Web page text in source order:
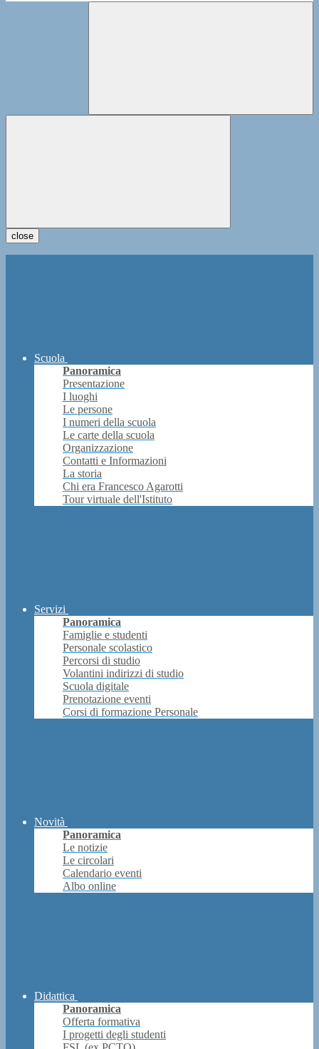
close
Scuola
Panoramica
Presentazione
I luoghi
Le persone
I numeri della scuola
Le carte della scuola
Organizzazione
Contatti e Informazioni
La storia
Chi era Francesco Agarotti
Tour virtuale dell'Istituto
Servizi
Panoramica
Famiglie e studenti
Personale scolastico
Percorsi di studio
Volantini indirizzi di studio
Scuola digitale
Prenotazione eventi
Corsi di formazione Personale
Novità
Panoramica
Le notizie
Le circolari
Calendario eventi
Albo online
Didattica
Panoramica
Offerta formativa
I progetti degli studenti